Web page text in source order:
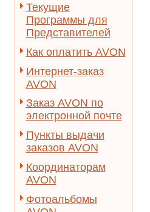
Текущие
Программы для
Представителей
Как оплатить AVON
Интернет-заказ
AVON
Заказ AVON по
электронной почте
Пункты выдачи
заказов AVON
Координаторам
AVON
Фотоальбомы